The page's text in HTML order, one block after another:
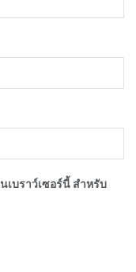
เบราว์เซอร์นี้ สำหรับ